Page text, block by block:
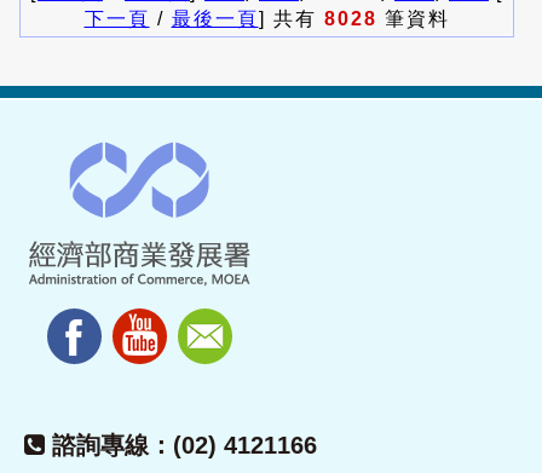
下一頁 / 最後一頁] 共有 8028 筆資料
諮詢專線：(02) 4121166